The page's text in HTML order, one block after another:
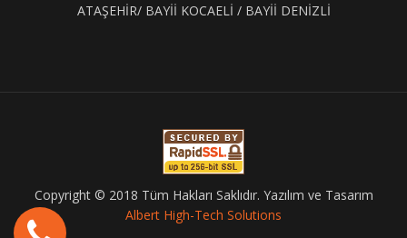
ATAŞEHİR/ BAYİİ KOCAELİ / BAYİİ DENİZLİ
Copyright © 2018 Tüm Hakları Saklıdır. Yazılım ve Tasarım
Albert High-Tech Solutions